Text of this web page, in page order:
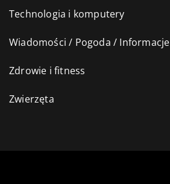
Technologia i komputery
Wiadomości / Pogoda / Informacje
Zdrowie i fitness
Zwierzęta